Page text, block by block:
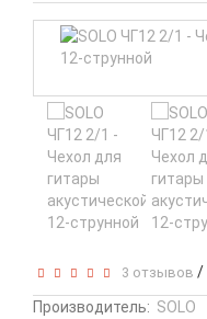
3 отзывов /
Производитель: SOLO